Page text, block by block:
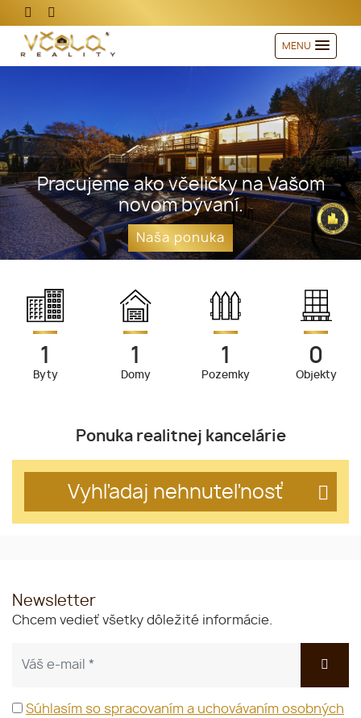
MENU
Pracujeme ako včeličky na Vašom
novom bývaní.
Naša ponuka
1
Byty
1
Domy
1
Pozemky
0
Objekty
Ponuka realitnej kancelárie
Vyhľadaj nehnuteľnosť
Newsletter
Chcem vedieť všetky dôležité informácie.
Súhlasím so spracovaním a uchovávaním osobných